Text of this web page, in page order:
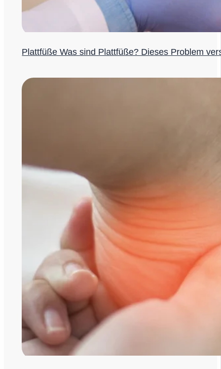
Plattfüße Was sind Plattfüße? Dieses Problem